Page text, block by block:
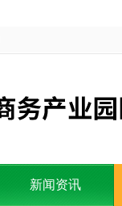
新闻资讯